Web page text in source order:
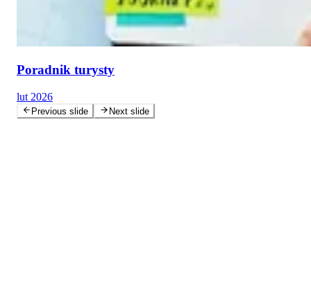
Poradnik turysty
lut 2026
Previous slide Next slide